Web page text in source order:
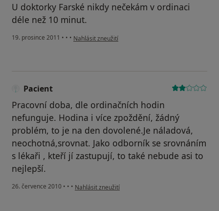
U doktorky Farské nikdy nečekám v ordinaci
déle než 10 minut.
19. prosince 2011 • • • podle názoru uživatele Váš účet byl odstraněn
Nahlásit zneužití
Pacient
Pracovní doba, dle ordinačních hodin
nefunguje. Hodina i více zpoždění, žádný
problém, to je na den dovolené.Je náladová,
neochotná,srovnat. Jako odborník se srovnáním
s lékaři , kteří jí zastupují, to také nebude asi to
nejlepší.
26. července 2010 • • • podle názoru uživatele Pacient
Nahlásit zneužití